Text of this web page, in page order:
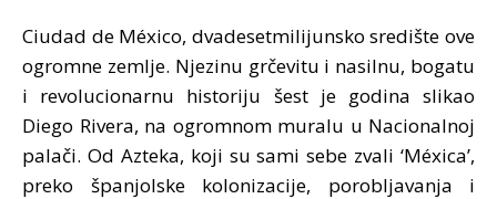
Ciudad de México, dvadesetmilijunsko središte ove
ogromne zemlje. Njezinu grčevitu i nasilnu, bogatu
i revolucionarnu historiju šest je godina slikao
Diego Rivera, na ogromnom muralu u Nacionalnoj
palači. Od Azteka, koji su sami sebe zvali ‘Méxica’,
preko španjolske kolonizacije, porobljavanja i